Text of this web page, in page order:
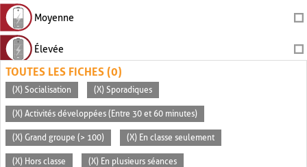
Moyenne
Élevée
TOUTES LES FICHES (0)
(X) Socialisation (X) Sporadiques
(X) Activités développées (Entre 30 et 60 minutes)
(X) Grand groupe (> 100) (X) En classe seulement
(X) Hors classe (X) En plusieurs séances